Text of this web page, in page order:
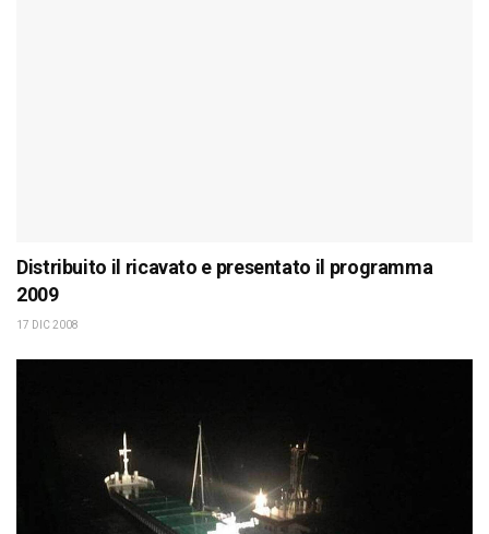
Distribuito il ricavato e presentato il programma
2009
17 DIC 2008